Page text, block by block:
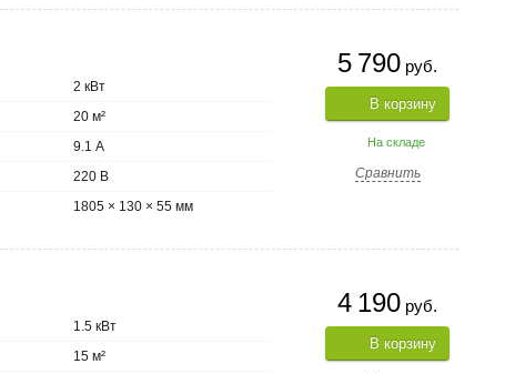
5 790 руб.
В корзину
На складе
Сравнить
2 кВт
20 м²
9.1 А
220 В
1805 × 130 × 55 мм
4 190 руб.
В корзину
1.5 кВт
15 м²